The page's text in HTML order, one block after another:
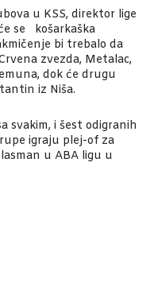
u KSS, direktor lige
se košarkaška
bi trebalo da
zvezda, Metalac,
dok će drugu
iz Niša.
svakim, i šest odigranih
igraju plej-of za
u ABA ligu u